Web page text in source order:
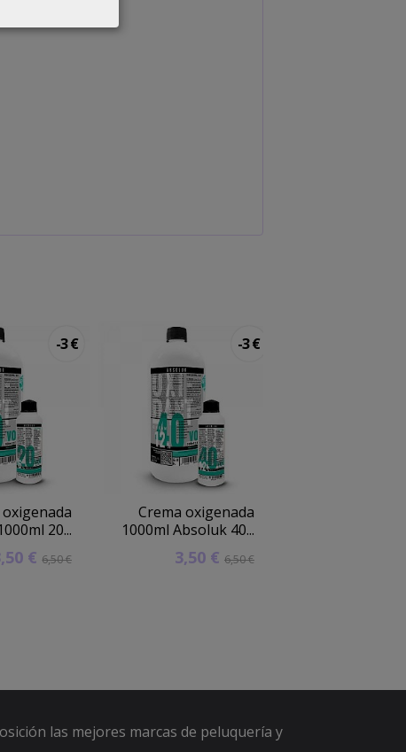
-3 €
20...
€6,50 €
-3 €
Crema oxigenada
1000ml Absoluk 40...
3,50 € 6,50 €
las mejores marcas de peluquería y